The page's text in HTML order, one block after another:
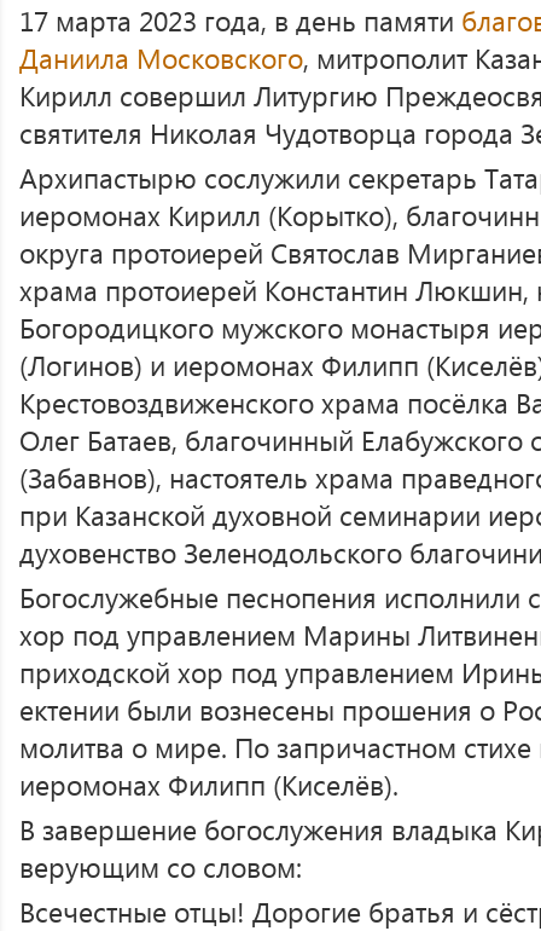
17 марта 2023 года, в день памяти
Даниила Московского, митрополит
Кирилл совершил Литургию
святителя Николая Чудотворца города
Архипастырю сослужили секретарь
иеромонах Кирилл (Корытко),
округа протоиерей Святослав
храма протоиерей Константин Люкшин,
Богородицкого мужского монастыря
(Логинов) и иеромонах Филипп
Крестовоздвиженского храма посёлка
Олег Батаев, благочинный
(Забавнов), настоятель храма
при Казанской духовной семинарии
духовенство Зеленодольского
Богослужебные песнопения
хор под управлением Марины
приходской хор под управлением
ектении были вознесены прошения о
молитва о мире. По запричастном
иеромонах Филипп (Киселёв).
В завершение богослужения владыка
верующим со словом:
Всечестные отцы! Дорогие братья и